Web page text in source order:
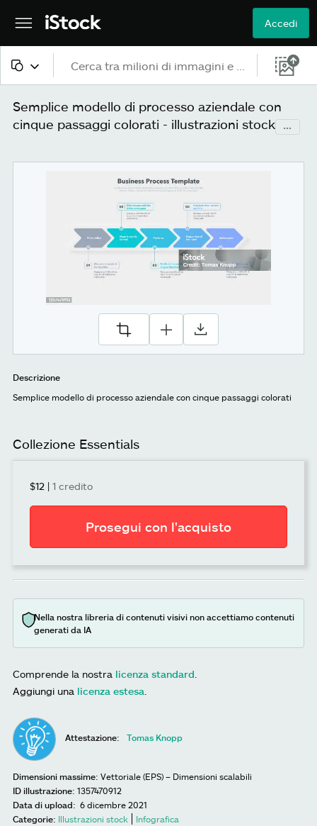
Accedi
Tutti i contenuti
Immagini
Foto
Semplice modello di processo aziendale con
cinque passaggi colorati - illustrazioni stock ...
Descrizione
Semplice modello di processo aziendale con cinque passaggi colorati
Collezione Essentials
$12 | 1 credito
Prosegui con l'acquisto
Nella nostra libreria di contenuti visivi non accettiamo contenuti
generati da IA
Comprende la nostra licenza standard
Aggiungi una licenza estesa
Attestazione: Tomas Knopp
Dimensioni massime: Vettoriale (EPS) – Dimensioni scalabili
ID illustrazione: 1357470912
Data di upload: 6 dicembre 2021
Categorie: Illustrazioni stock Infografica